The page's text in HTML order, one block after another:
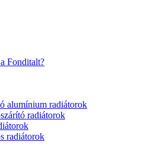
Fonditalt?
alumínium radiátorok
radiátorok
radiátorok